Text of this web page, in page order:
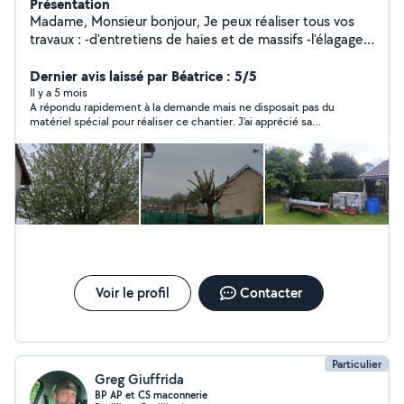
Madame, Monsieur bonjour, Je peux réaliser tous vos
travaux : -d'entretiens de haies et de massifs -l'élagage
petites surface (débroussailleuse) -la remises en
état/débroussaillage de friches 15 ans d'expérience
dans le domaine. Je peux également vous aidez lors de
votre déménagement, pour l'évacuation de vos petits
et gros encombrants, ainsi que pour le débarras de
maisons, garages, caves ou greniers. Cordialement.
Dernier avis laissé par Béatrice : 5/5
Il y a 5 mois
A répondu rapidement à la demande mais ne disposait pas du
matériel spécial pour réaliser ce chantier. J'ai apprécié sa
Voir le profil Contacter
Particulier
Greg Giuffrida
BP AP et CS maconnerie